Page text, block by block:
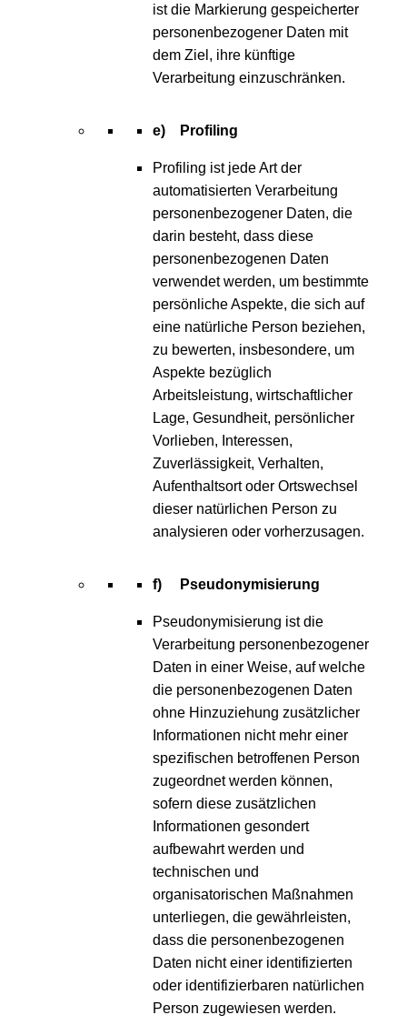
ist die Markierung gespeicherter
personenbezogener Daten mit
dem Ziel, ihre künftige
Verarbeitung einzuschränken.
e) Profiling
Profiling ist jede Art der
automatisierten Verarbeitung
personenbezogener Daten, die
darin besteht, dass diese
personenbezogenen Daten
verwendet werden, um bestimmte
persönliche Aspekte, die sich auf
eine natürliche Person beziehen,
zu bewerten, insbesondere, um
Aspekte bezüglich
Arbeitsleistung, wirtschaftlicher
Lage, Gesundheit, persönlicher
Vorlieben, Interessen,
Zuverlässigkeit, Verhalten,
Aufenthaltsort oder Ortswechsel
dieser natürlichen Person zu
analysieren oder vorherzusagen.
f) Pseudonymisierung
Pseudonymisierung ist die
Verarbeitung personenbezogener
Daten in einer Weise, auf welche
die personenbezogenen Daten
ohne Hinzuziehung zusätzlicher
Informationen nicht mehr einer
spezifischen betroffenen Person
zugeordnet werden können,
sofern diese zusätzlichen
Informationen gesondert
aufbewahrt werden und
technischen und
organisatorischen Maßnahmen
unterliegen, die gewährleisten,
dass die personenbezogenen
Daten nicht einer identifizierten
oder identifizierbaren natürlichen
Person zugewiesen werden.